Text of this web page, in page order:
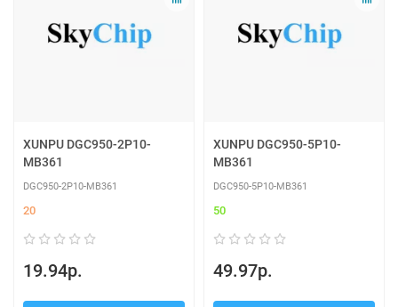
XUNPU DGC950-2P10-
MB361
DGC950-2P10-MB361
20
19.94р.
XUNPU DGC950-5P10-
MB361
DGC950-5P10-MB361
50
49.97р.